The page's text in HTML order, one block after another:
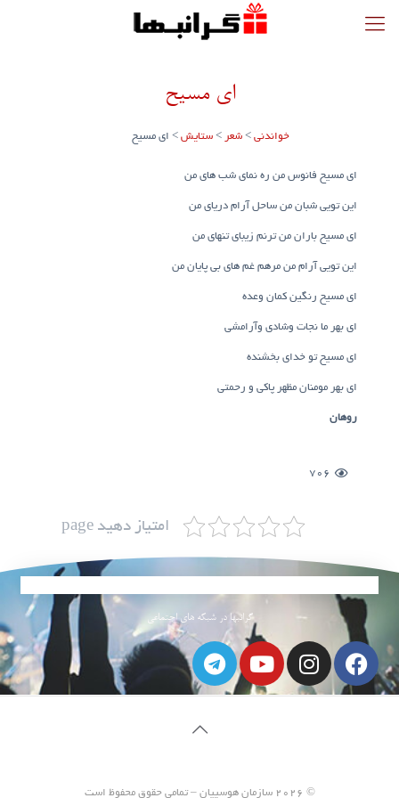
ای مسیح
خواندنی> شعر > ستایش> ای مسیح
ای مسیح فانوس من ره نمای شب های من
این تویی شبان من ساحل آرام دریای من
ای مسیح باران من ترنم زیبای تنهای من
این تویی آرام من مرهم غم های بی پایان من
ای مسیح رنگین کمان وعده
ای بهر ما نجات وشادی وآرامشی
ای مسیح تو خدای بخشنده
ای بهر مومنان مظهر پاکی و رحمتی
روهان
706
امتیاز دهید page
گرانبها در شبکه های اجتماعی
© ۲۰۲۶ سازمان هوسپیان – تمامی حقوق محفوظ است